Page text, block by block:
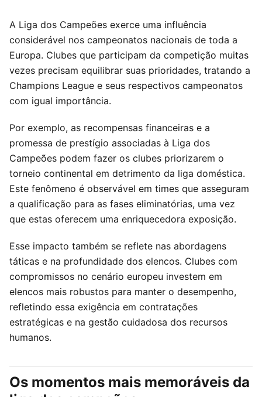
A Liga dos Campeões exerce uma influência
considerável nos campeonatos nacionais de toda a
Europa. Clubes que participam da competição muitas
vezes precisam equilibrar suas prioridades, tratando a
Champions League e seus respectivos campeonatos
com igual importância.
Por exemplo, as recompensas financeiras e a
promessa de prestígio associadas à Liga dos
Campeões podem fazer os clubes priorizarem o
torneio continental em detrimento da liga doméstica.
Este fenômeno é observável em times que asseguram
a qualificação para as fases eliminatórias, uma vez
que estas oferecem uma enriquecedora exposição.
Esse impacto também se reflete nas abordagens
táticas e na profundidade dos elencos. Clubes com
compromissos no cenário europeu investem em
elencos mais robustos para manter o desempenho,
refletindo essa exigência em contratações
estratégicas e na gestão cuidadosa dos recursos
humanos.
Os momentos mais memoráveis da